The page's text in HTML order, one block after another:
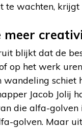
wachten, krijgt
meer
blijkt dat de
op het werk
Jacob Jolij
die alfa-
golven. Maar